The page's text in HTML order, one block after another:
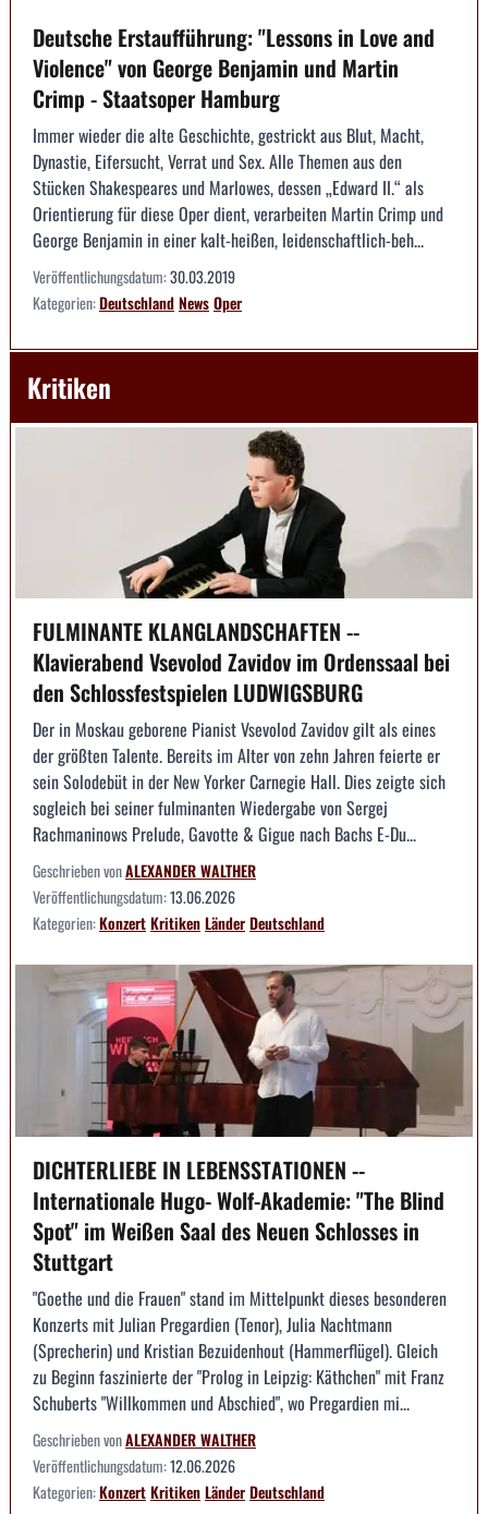
Deutsche Erstaufführung: "Lessons in Love and
Violence" von George Benjamin und Martin
Crimp - Staatsoper Hamburg
Immer wieder die alte Geschichte, gestrickt aus Blut, Macht,
Dynastie, Eifersucht, Verrat und Sex. Alle Themen aus den
Stücken Shakespeares und Marlowes, dessen „Edward II.“ als
Orientierung für diese Oper dient, verarbeiten Martin Crimp und
George Benjamin in einer kalt-heißen, leidenschaftlich-beh...
Veröffentlichungsdatum:30.03.2019
Kategorien:DeutschlandNewsOper
Kritiken
FULMINANTE KLANGLANDSCHAFTEN --
Klavierabend Vsevolod Zavidov im Ordenssaal bei
den Schlossfestspielen LUDWIGSBURG
Der in Moskau geborene Pianist Vsevolod Zavidov gilt als eines
der größten Talente. Bereits im Alter von zehn Jahren feierte er
sein Solodebüt in der New Yorker Carnegie Hall. Dies zeigte sich
sogleich bei seiner fulminanten Wiedergabe von Sergej
Rachmaninows Prelude, Gavotte & Gigue nach Bachs E-Du...
Geschrieben vonALEXANDER WALTHER
Veröffentlichungsdatum:13.06.2026
Kategorien:KonzertKritikenLänderDeutschland
DICHTERLIEBE IN LEBENSSTATIONEN --
Internationale Hugo- Wolf-Akademie: "The Blind
Spot" im Weißen Saal des Neuen Schlosses in
Stuttgart
"Goethe und die Frauen" stand im Mittelpunkt dieses besonderen
Konzerts mit Julian Pregardien (Tenor), Julia Nachtmann
(Sprecherin) und Kristian Bezuidenhout (Hammerflügel). Gleich
zu Beginn faszinierte der "Prolog in Leipzig: Käthchen" mit Franz
Schuberts "Willkommen und Abschied", wo Pregardien mi...
Geschrieben vonALEXANDER WALTHER
Veröffentlichungsdatum:12.06.2026
Kategorien:KonzertKritikenLänderDeutschland